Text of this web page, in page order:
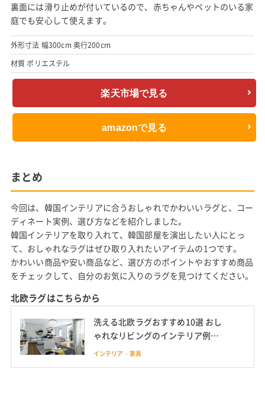
裏面には滑り止めが付いているので、赤ちゃんやペットのいる家
庭でも安心して使えます。
外形寸法 幅300cm 奥行200cm
材質 ポリエステル
楽天市場で見る
amazonで見る
まとめ
今回は、韓国インテリアに合うおしゃれでかわいいラグと、コー
ディネート実例、選び方などを紹介しました。
韓国インテリアを取り入れて、韓国部屋を演出したい人にとっ
て、おしゃれなラグはぜひ取り入れたいアイテムの1つです。
かわいい商品や安い商品など、選び方のポイントやおすすめ商品
をチェックして、自分のお気に入りのラグを見つけてください。
北欧ラグはこちらから
洗える北欧ラグおすすめ10選 おし
ゃれなリビングのインテリア例や
円形ラグも
インテリア・家具